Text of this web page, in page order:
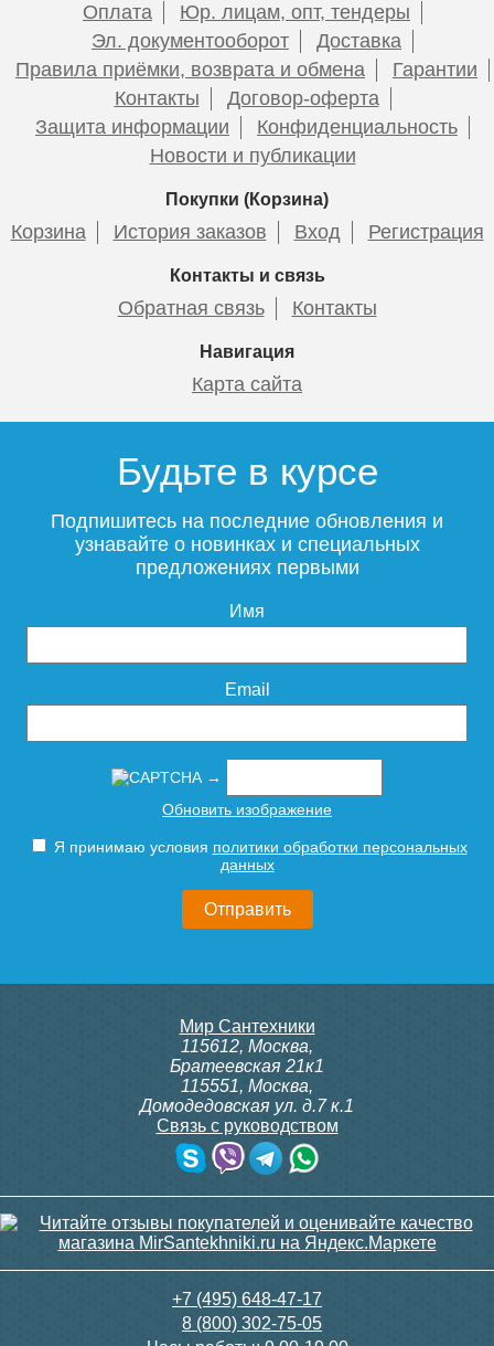
Подробнее
Монтажная гильза STOUT
20
112
Подробнее
Оплата
Юр. лицам, опт, тендеры
Эл. документооборот
Доставка
Правила приёмки, возврата и обмена
Гарантии
Контакты
Договор-оферта
Защита информации
Конфиденциальность
Новости и публикации
Покупки (Корзина)
Корзина История заказов Вход Регистрация
Контакты и связь
Обратная связь Контакты
Навигация
Карта сайта
Будьте в курсе
Подпишитесь на последние обновления и
узнавайте о новинках и специальных
предложениях первыми
Имя
Email
→
Обновить изображение
Я принимаю условия политики обработки персональных
данных
Мир Сантехники
115612, Москва,
Братеевская 21к1
115551, Москва,
Домодедовская ул. д.7 к.1
Связь с руководством
+7 (495) 648-47-17
8 (800) 302-75-05